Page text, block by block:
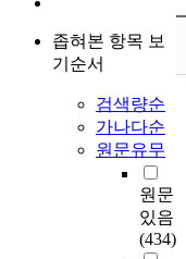
좁혀본 항목 보
기순서
검색량순
가나다순
원문유무
원문
있음
(434)